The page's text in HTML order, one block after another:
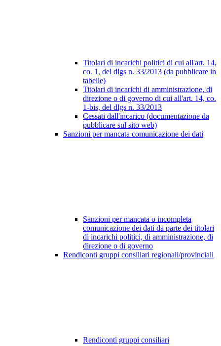
Titolari di incarichi politici di cui all'art. 14,
co. 1, del dlgs n. 33/2013 (da pubblicare in
tabelle)
Titolari di incarichi di amministrazione, di
direzione o di governo di cui all'art. 14, co.
1-bis, del dlgs n. 33/2013
Cessati dall'incarico (documentazione da
pubblicare sul sito web)
Sanzioni per mancata comunicazione dei dati
Sanzioni per mancata o incompleta
comunicazione dei dati da parte dei titolari
di incarichi politici, di amministrazione, di
direzione o di governo
Rendiconti gruppi consiliari regionali/provinciali
Rendiconti gruppi consiliari